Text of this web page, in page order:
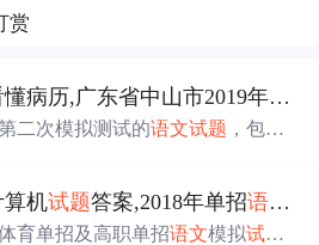
赏
利用计算机视觉看懂病历,广东省中山市2019年
九年
二次模拟测试的语文试题 ，包括
和积累，同时注重语言运用的准
算机试题答案,2018年单招语文
育单招及高职单招语文模拟试题